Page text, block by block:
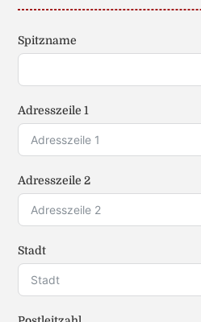
Spitzname
Adresszeile 1
Adresszeile 2
Stadt